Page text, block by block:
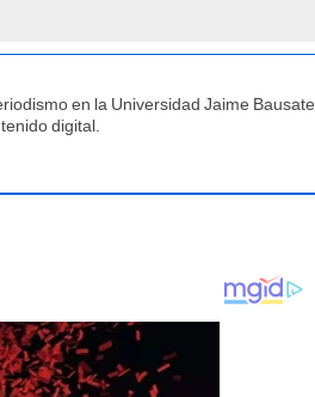
en la Universidad Jaime Bausate
digital.